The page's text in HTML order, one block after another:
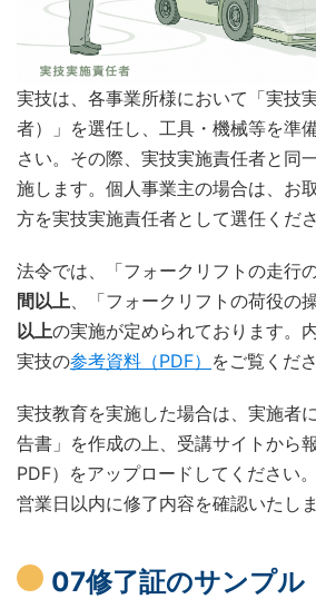
実技は、各事業所様において「実技
者）」を選任し、工具・機械等を準
さい。その際、実技実施責任者と同
施します。個人事業主の場合は、お
方を実技実施責任者として選任くださ
法令では、「フォークリフトの走行
間以上 、「フォークリフトの荷役の
以上の実施が定められております。
実技の参考資料（PDF） をご覧くださ
実技教育を実施した場合は、実施者
告書」を作成の上、受講サイトから
PDF）をアップロードしてください
営業日以内に修了内容を確認いたしま
07修了証のサンプル